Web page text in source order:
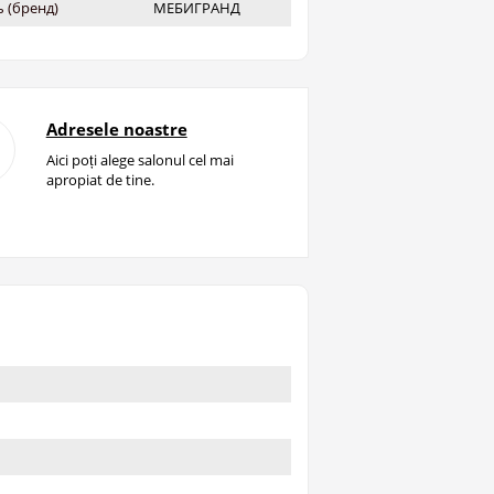
(бренд) МЕБИГРАНД
Adresele noastre
Aici poți alege salonul cel mai
apropiat de tine.